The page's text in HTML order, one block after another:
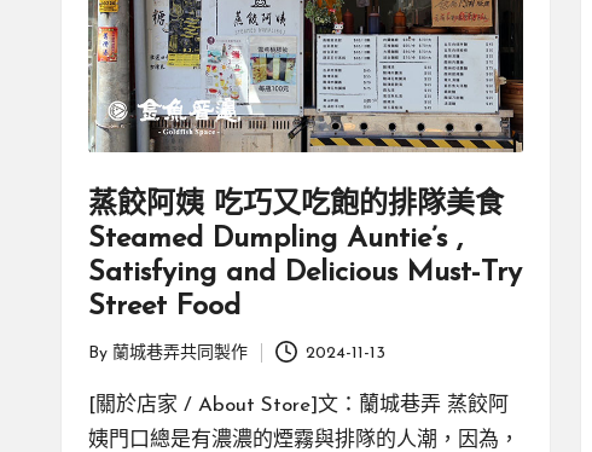
蒸餃阿姨 吃巧又吃飽的排隊美食
Steamed Dumpling Auntie’s ,
Satisfying and Delicious Must-Try
Street Food
Posted
by
By 蘭城巷弄共同製作 2024-11-13
[關於店家 / About Store]文：蘭城巷弄 蒸餃阿
姨門口總是有濃濃的煙霧與排隊的人潮，因為，